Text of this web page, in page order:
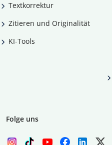
Textkorrektur
Zitieren und Originalität
KI-Tools
Folge uns